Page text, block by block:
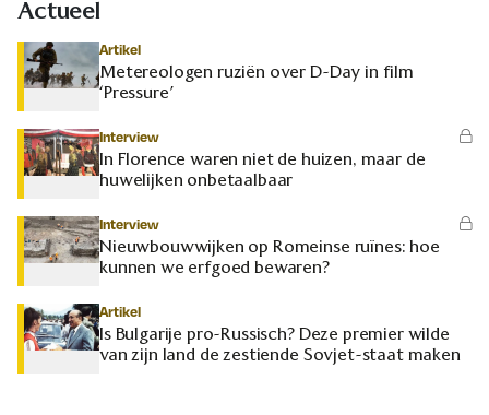
Actueel
Artikel
Metereologen ruziën over D-Day in film
‘Pressure’
Interview
In Florence waren niet de huizen, maar de
huwelijken onbetaalbaar
Interview
Nieuwbouwwijken op Romeinse ruïnes: hoe
kunnen we erfgoed bewaren?
Artikel
Is Bulgarije pro-Russisch? Deze premier wilde
van zijn land de zestiende Sovjet-staat maken